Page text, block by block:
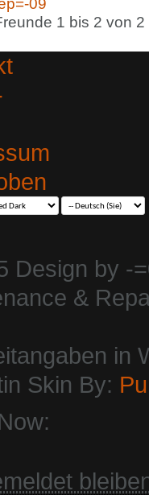
1 bis 2 von 2
Design by -
&
in
Skin By: